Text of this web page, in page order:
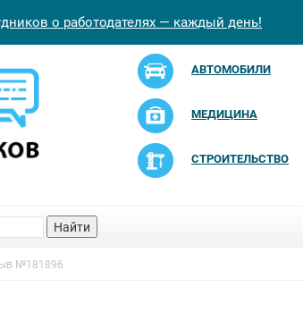
о работодателях — каждый день!
АВТОМОБИЛИ
МЕДИЦИНА
СТРОИТЕЛЬСТВО
Найти
№181896